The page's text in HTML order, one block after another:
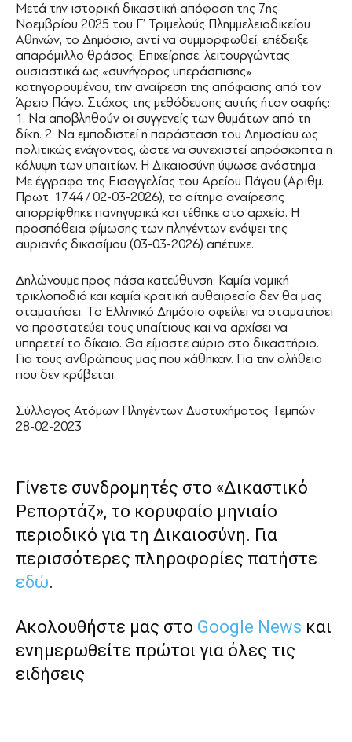
Μετά την ιστορική δικαστική απόφαση της 7ης
Νοεμβρίου 2025 του Γ’ Τριμελούς Πλημμελειοδικείου
Αθηνών, το Δημόσιο, αντί να συμμορφωθεί, επέδειξε
απαράμιλλο θράσος: Επιχείρησε, λειτουργώντας
ουσιαστικά ως «συνήγορος υπεράσπισης»
κατηγορουμένου, την αναίρεση της απόφασης από τον
Άρειο Πάγο. Στόχος της μεθόδευσης αυτής ήταν σαφής:
1. Να αποβληθούν οι συγγενείς των θυμάτων από τη
δίκη. 2. Να εμποδιστεί η παράσταση του Δημοσίου ως
πολιτικώς ενάγοντος, ώστε να συνεχιστεί απρόσκοπτα η
κάλυψη των υπαιτίων. Η Δικαιοσύνη ύψωσε ανάστημα.
Με έγγραφο της Εισαγγελίας του Αρείου Πάγου (Αριθμ.
Πρωτ. 1744 / 02-03-2026), το αίτημα αναίρεσης
απορρίφθηκε πανηγυρικά και τέθηκε στο αρχείο. Η
προσπάθεια φίμωσης των πληγέντων ενόψει της
αυριανής δικασίμου (03-03-2026) απέτυχε.
Δηλώνουμε προς πάσα κατεύθυνση: Καμία νομική
τρικλοποδιά και καμία κρατική αυθαιρεσία δεν θα μας
σταματήσει. Το Ελληνικό Δημόσιο οφείλει να σταματήσει
να προστατεύει τους υπαίτιους και να αρχίσει να
υπηρετεί το δίκαιο. Θα είμαστε αύριο στο δικαστήριο.
Για τους ανθρώπους μας που χάθηκαν. Για την αλήθεια
που δεν κρύβεται.
Σύλλογος Ατόμων Πληγέντων Δυστυχήματος Τεμπών
28-02-2023
Γίνετε συνδρομητές στο «Δικαστικό
Ρεπορτάζ», το κορυφαίο μηνιαίο
περιοδικό για τη Δικαιοσύνη. Για
περισσότερες πληροφορίες πατήστε
εδώ.
Ακολουθήστε μας στο Google News και
ενημερωθείτε πρώτοι για όλες τις
ειδήσεις